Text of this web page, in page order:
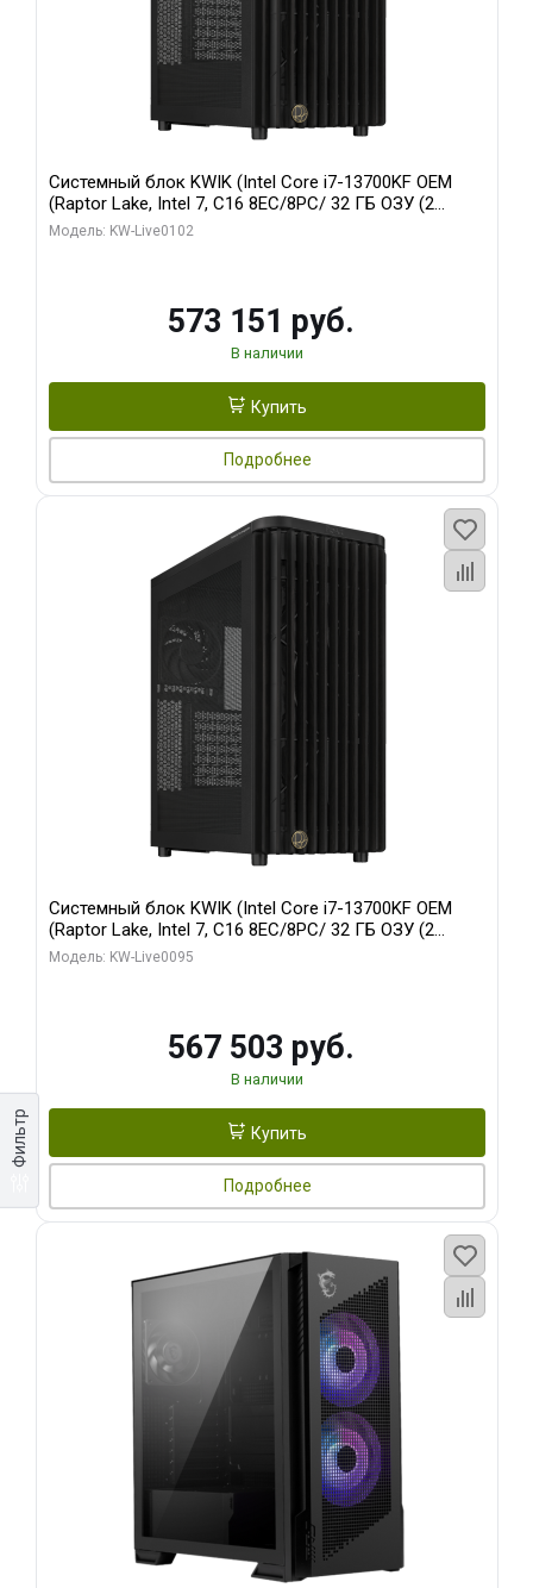
Фильтр
Системный блок KWIK (Intel Core i7-13700KF OEM
(Raptor Lake, Intel 7, C16 8EC/8PC/ 32 ГБ ОЗУ (2
модуля)/ Afox RTX4090 24GB GDDR6X 384-Bit 3xDP
Модель: KW-Live0102
573 151 руб.
В наличии
Купить
Подробнее
Системный блок KWIK (Intel Core i7-13700KF OEM
(Raptor Lake, Intel 7, C16 8EC/8PC/ 32 ГБ ОЗУ (2
модуля)/ Afox RTX4090 24GB GDDR6X 384-Bit 3xDP
Модель: KW-Live0095
567 503 руб.
В наличии
Купить
Подробнее